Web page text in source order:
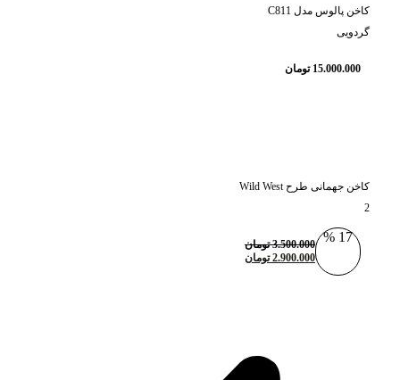
کاخن پالوس مدل C811
گردویی
15.000.000 تومان
کاخن جهمانی طرح Wild West
2
17 %
3.500.000 تومان
2.900.000 تومان